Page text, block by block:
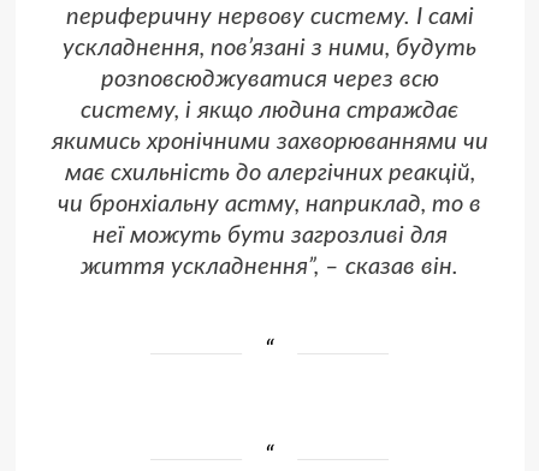
периферичну нервову систему. І самі
ускладнення, пов’язані з ними, будуть
розповсюджуватися через всю
систему, і якщо людина страждає
якимись хронічними захворюваннями чи
має схильність до алергічних реакцій,
чи бронхіальну астму, наприклад, то в
неї можуть бути загрозливі для
життя ускладнення”, – сказав він.